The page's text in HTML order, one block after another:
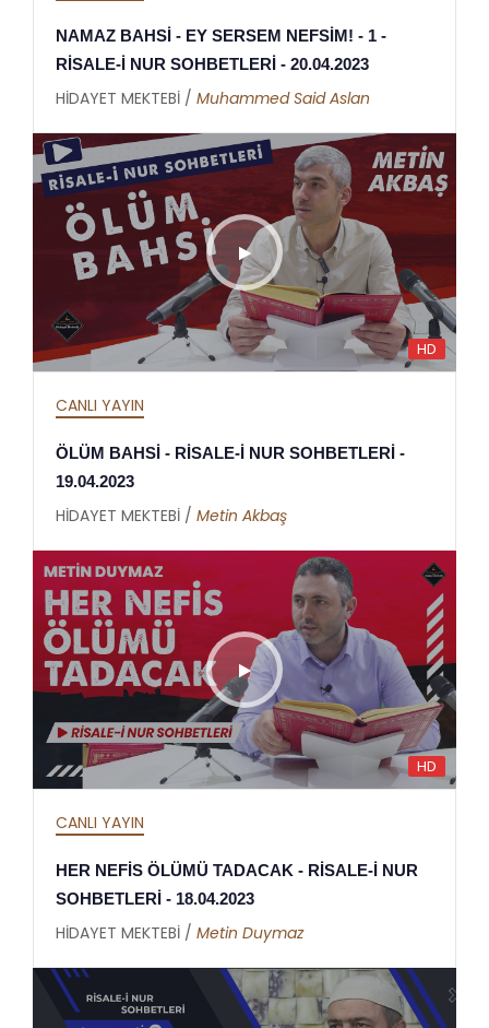
NAMAZ BAHSİ - EY SERSEM NEFSİM! - 1 -
RİSALE-İ NUR SOHBETLERİ - 20.04.2023
HİDAYET MEKTEBİ / Muhammed Said Aslan
HD
CANLI YAYIN
ÖLÜM BAHSİ - RİSALE-İ NUR SOHBETLERİ -
19.04.2023
HİDAYET MEKTEBİ / Metin Akbaş
HD
CANLI YAYIN
HER NEFİS ÖLÜMÜ TADACAK - RİSALE-İ NUR
SOHBETLERİ - 18.04.2023
HİDAYET MEKTEBİ / Metin Duymaz